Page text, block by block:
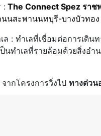
: The Connect Spez รา
นนสะพานนทบุรี-บางบัวท
ล : ทำเลที่เชื่อมต่อการเดิ
ป็นทำเลที่รายล้อมด้วยสิ่งอ
ากโครงการวิ่งไป ทางด่วน